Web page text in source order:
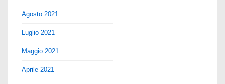
Agosto 2021
Luglio 2021
Maggio 2021
Aprile 2021